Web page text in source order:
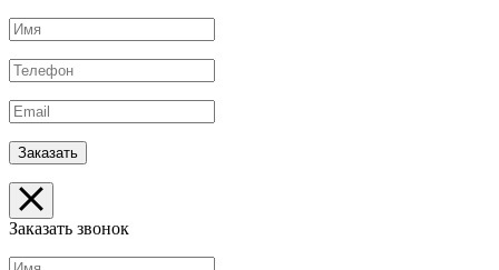
Заказать звонок